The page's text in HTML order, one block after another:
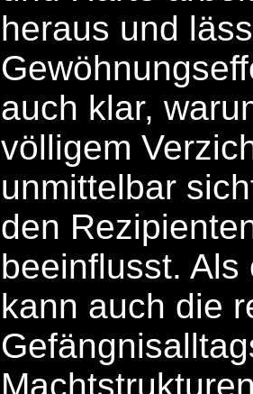
heraus und
auch klar,
völligem
unmittelbar
den
beeinflusst. Als
kann auch die